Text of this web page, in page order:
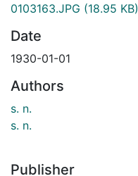
0103163.JPG (18.95 KB)
Date
1930-01-01
Authors
s. n.
s. n.
Publisher